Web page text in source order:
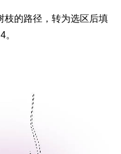
枝的路径，转为选区后填